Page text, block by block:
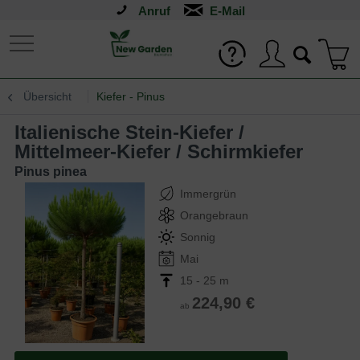
Anruf
Übersicht Kiefer - Pinus
Italienische Stein-Kiefer /
Mittelmeer-Kiefer / Schirmkiefer
Pinus pinea
Immergrün
Orangebraun
Sonnig
Mai
15 - 25 m
ab 224,90 €